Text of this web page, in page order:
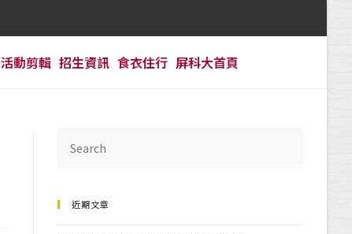
活動剪輯 招生資訊 食衣住行 屏科大首頁
近期文章